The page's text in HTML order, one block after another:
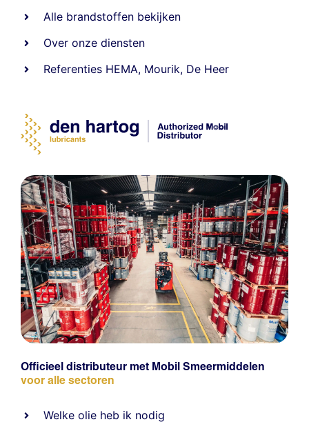
Alle brandstoffen bekijken
Over onze diensten
Referenties HEMA, Mourik, De Heer
Officieel distributeur met Mobil Smeermiddelen
voor alle sectoren
Welke olie heb ik nodig